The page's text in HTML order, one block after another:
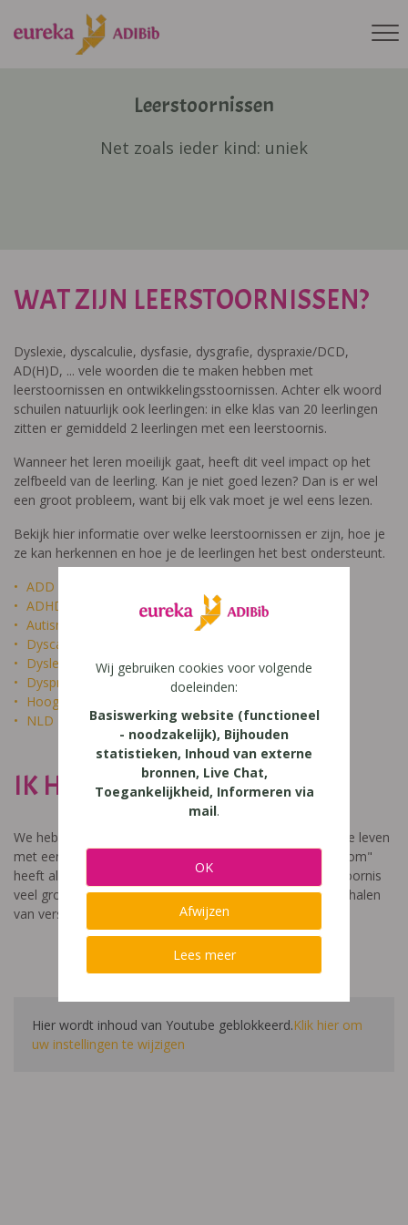
Leerstoornissen
Net zoals ieder kind: uniek
WAT ZIJN LEERSTOORNISSEN?
Dyslexie, dyscalculie, dysfasie, dysgrafie, dyspraxie/DCD,
AD(H)D, ... vele woorden die te maken hebben met
leerstoornissen en ontwikkelingsstoornissen. Achter elk woord
schuilen natuurlijk ook leerlingen: in elke klas van 20 leerlingen
zitten er gemiddeld 2 leerlingen met een leerstoornis.
Wanneer het leren moeilijk gaat, heeft dit veel impact op het
zelfbeeld van de leerling. Kan je niet goed lezen? Dan is er wel
een groot probleem, want bij elk vak moet je wel eens lezen.
Bekijk hier informatie over welke leerstoornissen er zijn, hoe je
ze kan herkennen en hoe je de leerlingen het best ondersteunt.
ADD
ADHD
Autisme
Dyscalculie
Dyslexie
Dyspraxie
Hoogbegaafdheid
NLD
IK HEET NIET DOM
We hebben een video gemaakt die toont hoe het is om te leven
met een leerstoornis. De film met als titel: "Ik heet niet dom"
heeft als doel aan te tonen dat de impact van een leerstoornis
veel groter is dan enkel wat je ziet in de klas. Je hoort verhalen
van verschillende leerlingen en ouders.
Hier wordt inhoud van Youtube geblokkeerd.Klik hier om
uw instellingen te wijzigen
Wij gebruiken cookies voor volgende
doeleinden:
Basiswerking website (functioneel
- noodzakelijk), Bijhouden
statistieken, Inhoud van externe
bronnen, Live Chat,
Toegankelijkheid, Informeren via
mail.
OK
Afwijzen
Lees meer